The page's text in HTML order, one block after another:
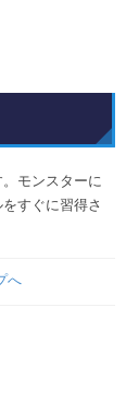
モンスターに
すぐに習得さ
へ